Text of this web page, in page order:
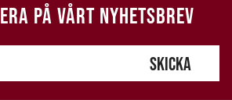
PÅ VÅRT NYHETSBREV
SKICKA